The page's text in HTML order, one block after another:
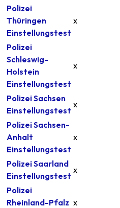
Polizei
Thüringen
Einstellungstest
x
Polizei
Schleswig-
Holstein
Einstellungstest
x
Polizei Sachsen
Einstellungstest
x
Polizei Sachsen-
Anhalt
Einstellungstest
x
Polizei Saarland
Einstellungstest
x
Polizei
Rheinland-Pfalz x